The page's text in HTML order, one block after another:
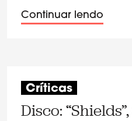
Continuar lendo
Críticas
Disco: